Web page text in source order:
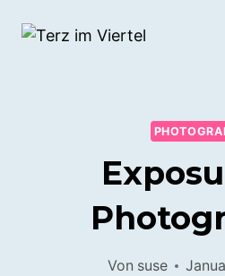
Inhalt
Von suse